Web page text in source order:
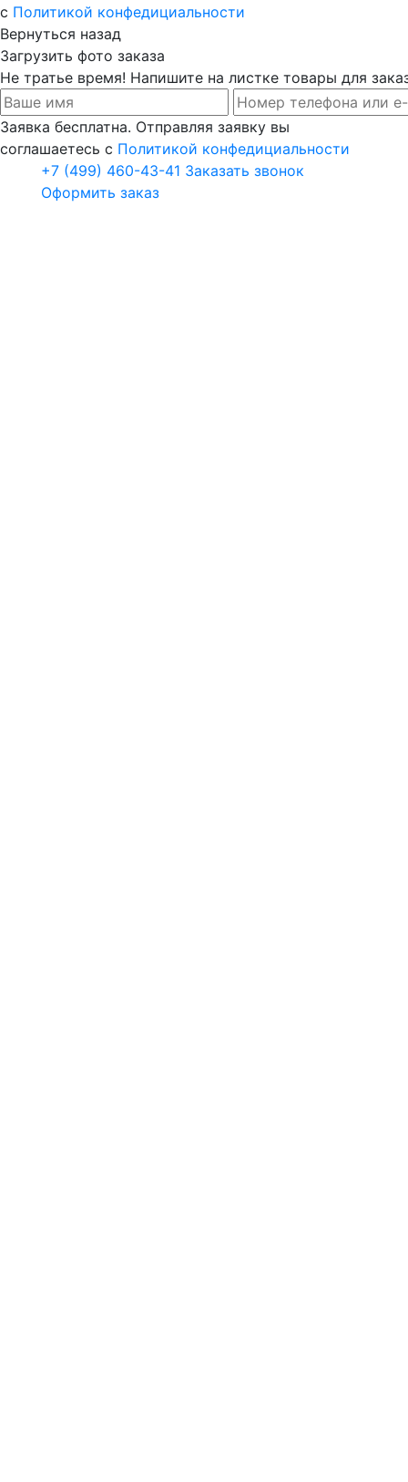
с Политикой конфедициальности
Вернуться назад
Загрузить фото заказа
Не тратье время! Напишите на листке товары для
Заявка бесплатна. Отправляя заявку вы
соглашаетесь с Политикой конфедициальности
+7 (499) 460-43-41 Заказать звонок
Оформить заказ